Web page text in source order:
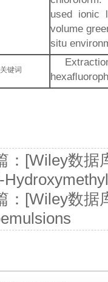
used ionic
volume
situ
关键词
： [Wiley数据
： [Wiley数据